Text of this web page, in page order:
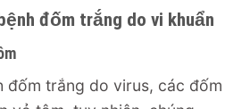
đốm trắng do vi khuẩn
đốm trắng do virus, các đốm